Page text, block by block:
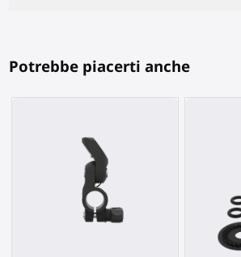
Potrebbe piacerti anche